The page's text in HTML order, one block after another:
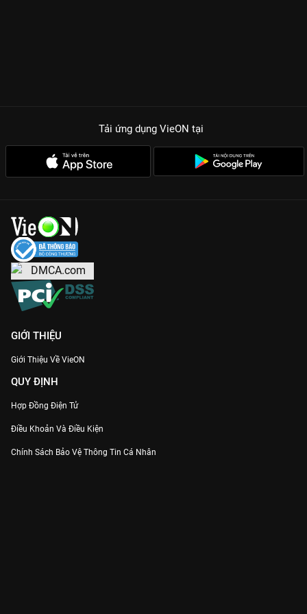
Tải ứng dụng VieON tại
GIỚI THIỆU
Giới Thiệu Về VieON
QUY ĐỊNH
Hợp Đồng Điện Tử
Điều Khoản Và Điều Kiện
Chính Sách Bảo Vệ Thông Tin Cá Nhân